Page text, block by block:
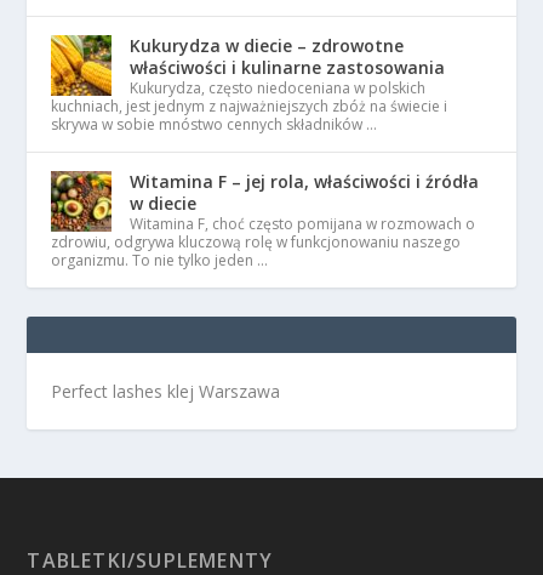
Kukurydza w diecie – zdrowotne
właściwości i kulinarne zastosowania
Kukurydza, często niedoceniana w polskich
kuchniach, jest jednym z najważniejszych zbóż na świecie i
skrywa w sobie mnóstwo cennych składników …
Witamina F – jej rola, właściwości i źródła
w diecie
Witamina F, choć często pomijana w rozmowach o
zdrowiu, odgrywa kluczową rolę w funkcjonowaniu naszego
organizmu. To nie tylko jeden …
Perfect lashes klej Warszawa
TABLETKI/SUPLEMENTY